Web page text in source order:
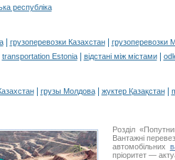
республіка
| грузоперевозки Казахстан|
грузоперевозки
transportation Estonia| відстані між містами|
| грузы Молдова| жүктер Қазақстан|
Розділ
Вантажні
автомобільних
пріоритет —